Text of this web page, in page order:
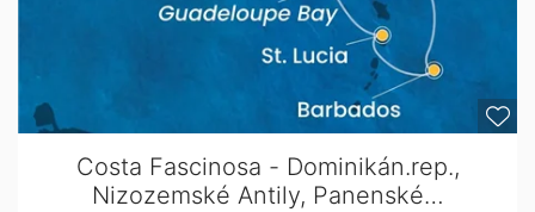
Costa Fascinosa - Dominikán.rep.,
Nizozemské Antily, Panenské…